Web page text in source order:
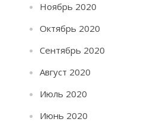
Ноябрь 2020
Октябрь 2020
Сентябрь 2020
Август 2020
Июль 2020
Июнь 2020